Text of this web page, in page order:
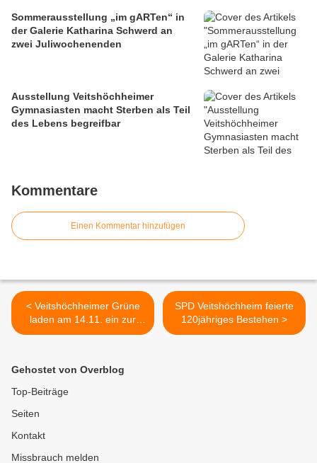
Sommerausstellung „im gARTen“ in
der Galerie Katharina Schwerd an
zwei Juliwochenenden
Ausstellung Veitshöchheimer
Gymnasiasten macht Sterben als Teil
des Lebens begreifbar
Kommentare
Einen Kommentar hinzufügen
< Veitshöchheimer Grüne
laden am 14.11. ein zur
Diskussion über "Grenzen
SPD Veitshöchheim feierte
120jähriges Bestehen >
Gehostet von Overblog
Top-Beiträge
Seiten
Kontakt
Missbrauch melden